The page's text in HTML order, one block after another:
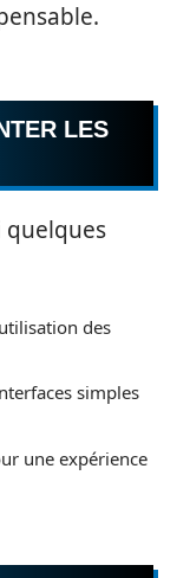
LES
quelques
des
simples
une expérience